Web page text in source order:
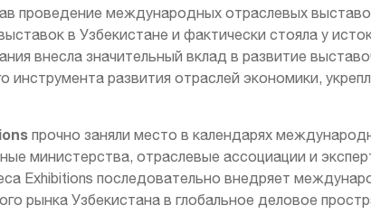
проведение международных отраслевых
в Узбекистане и фактически стояла у
внесла значительный вклад в развитие
развития отраслей экономики,
прочно заняли место в календарях
министерства, отраслевые ассоциации и
Exhibitions последовательно внедряет
рынка Узбекистана в глобальное деловое